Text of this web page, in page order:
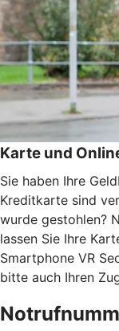
Karte und
Sie haben Ihre
Kreditkarte sind
wurde gestohlen?
lassen Sie Ihre
Smartphone VR
bitte auch Ihren